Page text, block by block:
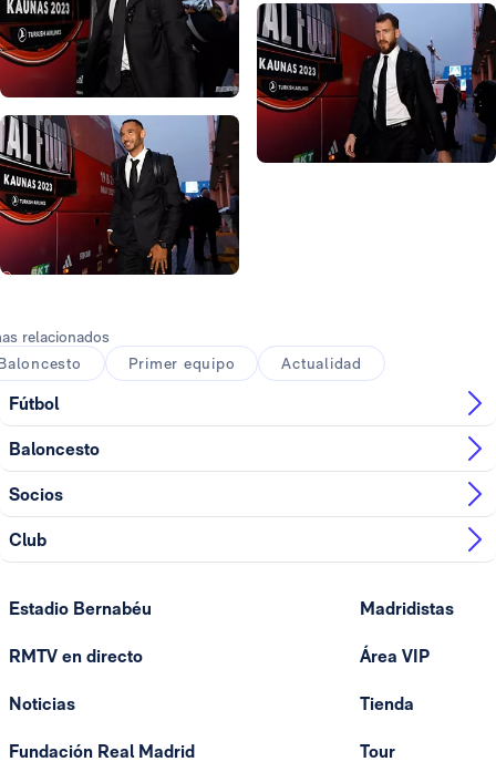
relacionados
Primer equipo Actualidad
Fútbol
Baloncesto
Socios
Club
Estadio Bernabéu
RMTV en directo
Noticias
Fundación Real Madrid
Madridistas
Área VIP
Tienda
Tour